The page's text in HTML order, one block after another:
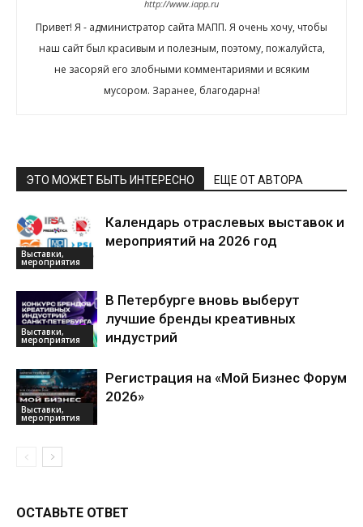
http://www.iapp.ru
Привет! Я - администратор сайта МАПП. Я очень хочу, чтобы
наш сайт был красивым и полезным, поэтому, пожалуйста,
не засоряй его злобными комментариями и всяким
мусором. Заранее, благодарна!
ЭТО МОЖЕТ БЫТЬ ИНТЕРЕСНО ЕЩЕ ОТ АВТОРА
Выставки,
мероприятия
Календарь отраслевых выставок и
мероприятий на 2026 год
Выставки,
мероприятия
В Петербурге вновь выберут
лучшие бренды креативных
индустрий
Выставки,
мероприятия
Регистрация на «Мой Бизнес Форум
2026»
ОСТАВЬТЕ ОТВЕТ